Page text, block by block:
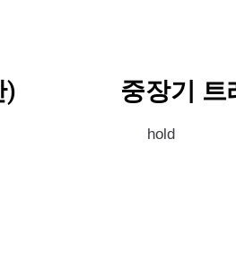
) 중장기 트
hold